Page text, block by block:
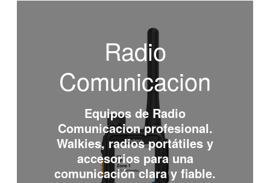
Radio
Comunicacion
Equipos de Radio
Comunicacionprofesional.
Walkies, radios portátiles y
accesorios para una
comunicación clara y fiable.